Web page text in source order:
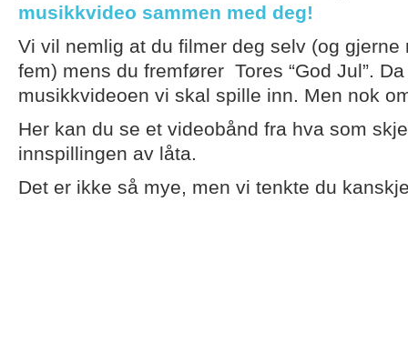
musikkvideo sammen med deg!
Vi vil nemlig at du filmer deg selv (og gjerne
fem) mens du fremfører Tores “God Jul”.
musikkvideoen vi skal spille inn. Men nok
Her kan du se et videobånd fra hva som
innspillingen av låta.
Det er ikke så mye, men vi tenkte du